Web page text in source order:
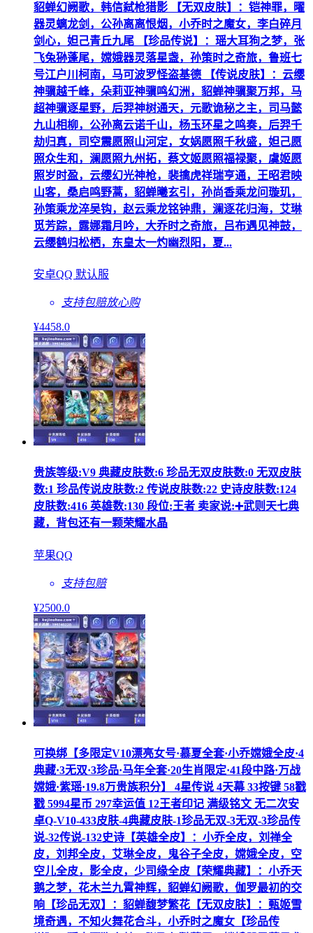
貂蝉幻阙歌，韩信弑枪猎影 【无双皮肤】：铠神罪，曜
器灵螭龙剑，公孙离离恨烟，小乔时之魔女，李白碎月
剑心，妲己青丘九尾 【珍品传说】：瑶大耳狗之梦，张
飞兔狲蓬尾，嫦娥器灵落星盏，孙策时之奇旅，鲁班七
号江户川柯南，马可波罗怪盗基德 【传说皮肤】：云缨
神骥越千峰，朵莉亚神骥鸣幻洲，貂蝉神骥聚万邦，马
超神骥逐星野，后羿神树通天，元歌诡秘之主，司马懿
九山相柳，公孙离云诺千山，杨玉环星之鸣奏，后羿千
劫归真，司空震愿照山河定，女娲愿照千秋盛，妲己愿
照众生和，澜愿照九州拓，蔡文姬愿照福禄聚，虞姬愿
照岁时盈，云缨幻光神枪，裴擒虎祥瑞亨通，王昭君映
山客，桑启鸣野蒿，貂蝉曦玄引，孙尚香乘龙问璇玑，
孙策乘龙淬吴钩，赵云乘龙铭钟鼎，澜逐花归海，艾琳
觅芳踪，露娜霜月吟，大乔时之奇旅，吕布遇见神鼓，
云缨鹤归松栖，东皇太一灼幽烈阳，夏...
安卓QQ 默认服
支持包赔放心购
¥4458.0
贵族等级:V9 典藏皮肤数:6 珍品无双皮肤数:0 无双皮肤
数:1 珍品传说皮肤数:2 传说皮肤数:22 史诗皮肤数:124
皮肤数:416 英雄数:130 段位:王者 卖家说:➕武则天七典
藏，背包还有一颗荣耀水晶
苹果QQ
支持包赔
¥2500.0
可换绑【多限定V10漂亮女号·慕夏全套·小乔嫦娥全皮·4
典藏·3无双·3珍品·马年全套·20生肖限定·41段中路·万战
嫦娥·紫瑶·19.8万贵族积分】 4星传说 4天幕 33按键 58戳
戳 5994星币 297幸运值 12王者印记 满级铭文 无二次安
卓Q-V10-433皮肤-4典藏皮肤-1珍品无双-3无双-3珍品传
说-32传说-132史诗【英雄全皮】：小乔全皮，刘禅全
皮，刘邦全皮，艾琳全皮，鬼谷子全皮，嫦娥全皮，空
空儿全皮，影全皮，少司缘全皮【荣耀典藏】：小乔天
鹅之梦，花木兰九霄神辉，貂蝉幻阙歌，伽罗最初的交
响【珍品无双】：貂蝉馥梦繁花【无双皮肤】：甄姬雪
境奇遇，不知火舞花合斗，小乔时之魔女【珍品传